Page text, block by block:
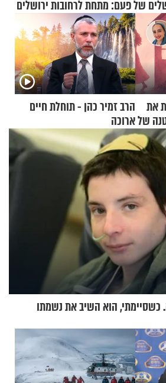
של פעם: מתחת לרחובות ירושלים
את
של
הרב זמיר כהן - תוחלת חיים
ארוכה
כשסיימתי, הוא השיב את נשמתו